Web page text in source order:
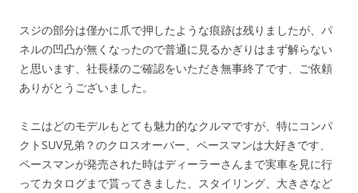
スジの部分は僅かに爪で押したような痕跡は残りましたが、パ
ネルの凹凸が無くなったので普通に見るかぎりはまず解らない
と思います、社長様のご確認をいただき無事終了です、ご依頼
ありがとうございました。
ミニはどのモデルもとても魅力的なクルマですが、特にコンパ
クトSUV兄弟？のクロスオーバー、ペースマンは大好きです、
ペースマンが発売された時はディーラーさんまで実車を見に行
ってカタログまで貰ってきました、スタイリング、大きさなど